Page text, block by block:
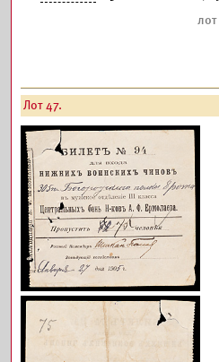
Лот 47.